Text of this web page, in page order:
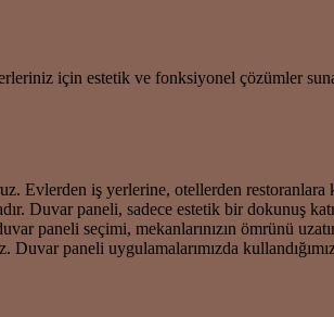
için estetik ve fonksiyonel çözümler
Evlerden iş yerlerine, otellerden restoranlara
Duvar paneli, sadece estetik bir dokunuş
paneli seçimi, mekanlarınızın ömrünü
paneli uygulamalarımızda